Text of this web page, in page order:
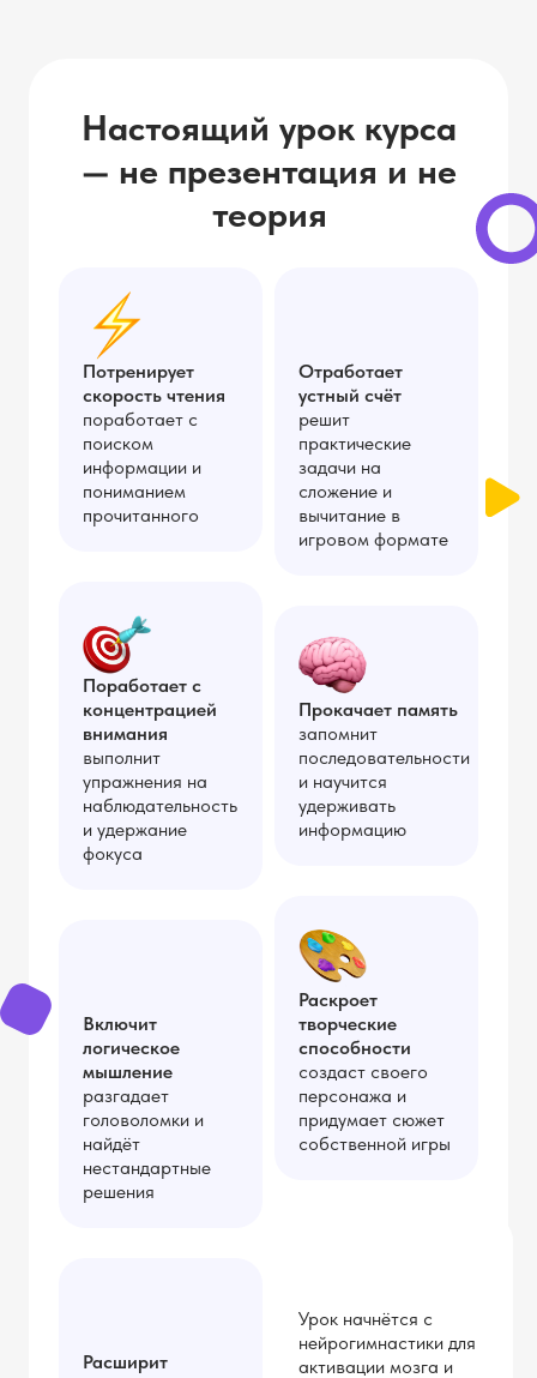
Настоящий урок курса
— не презентация и не
теория
Урок начнётся с
нейрогимнастики для
активации мозга и
Расширит
Раскроет
творческие
способности
создаст своего
персонажа и
придумает сюжет
собственной игры
Включит
логическое
мышление
разгадает
головоломки и
найдёт
нестандартные
решения
Прокачает память
запомнит
последовательности
и научится
удерживать
информацию
Поработает с
концентрацией
внимания
выполнит
упражнения на
наблюдательность
и удержание
фокуса
Отработает
устный счёт
решит
практические
задачи на
сложение и
вычитание в
игровом формате
Потренирует
скорость чтения
поработает с
поиском
информации и
пониманием
прочитанного